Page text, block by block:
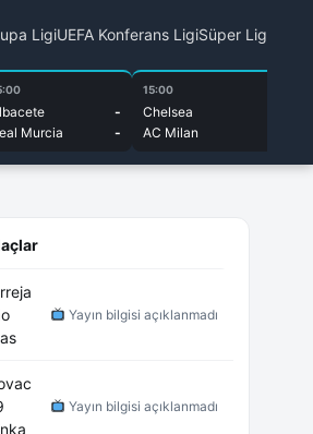
LigiUEFA Konferans LigiSüper Lig
-
Murcia
-
15:00
Chelsea
AC Milan
Yayın bilgisi açıklanmadı
Yayın bilgisi açıklanmadı